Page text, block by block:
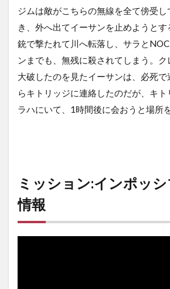
ジムは敵がこちらの無線を全て傍受
き、外へ出てイーサンを止めようとす
銃で撃たれて川へ転落し、サラと
ンまでも、無残に殺されてしまう。
大破したのを見たイーサンは、必死
らキトリッジに連絡したのだが、キ
ラハにいて、1時間後に会おうと場所
ミッション:インポッ
情報